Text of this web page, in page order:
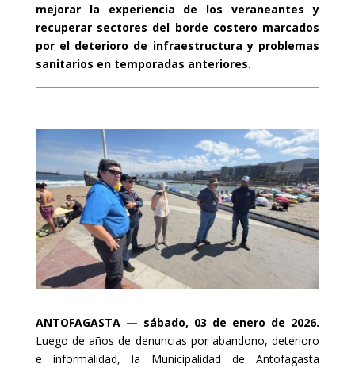
mejorar la experiencia de los veraneantes y
recuperar sectores del borde costero marcados
por el deterioro de infraestructura y problemas
sanitarios en temporadas anteriores.
ANTOFAGASTA — sábado, 03 de enero de 2026.
Luego de años de denuncias por abandono, deterioro
e informalidad, la Municipalidad de Antofagasta